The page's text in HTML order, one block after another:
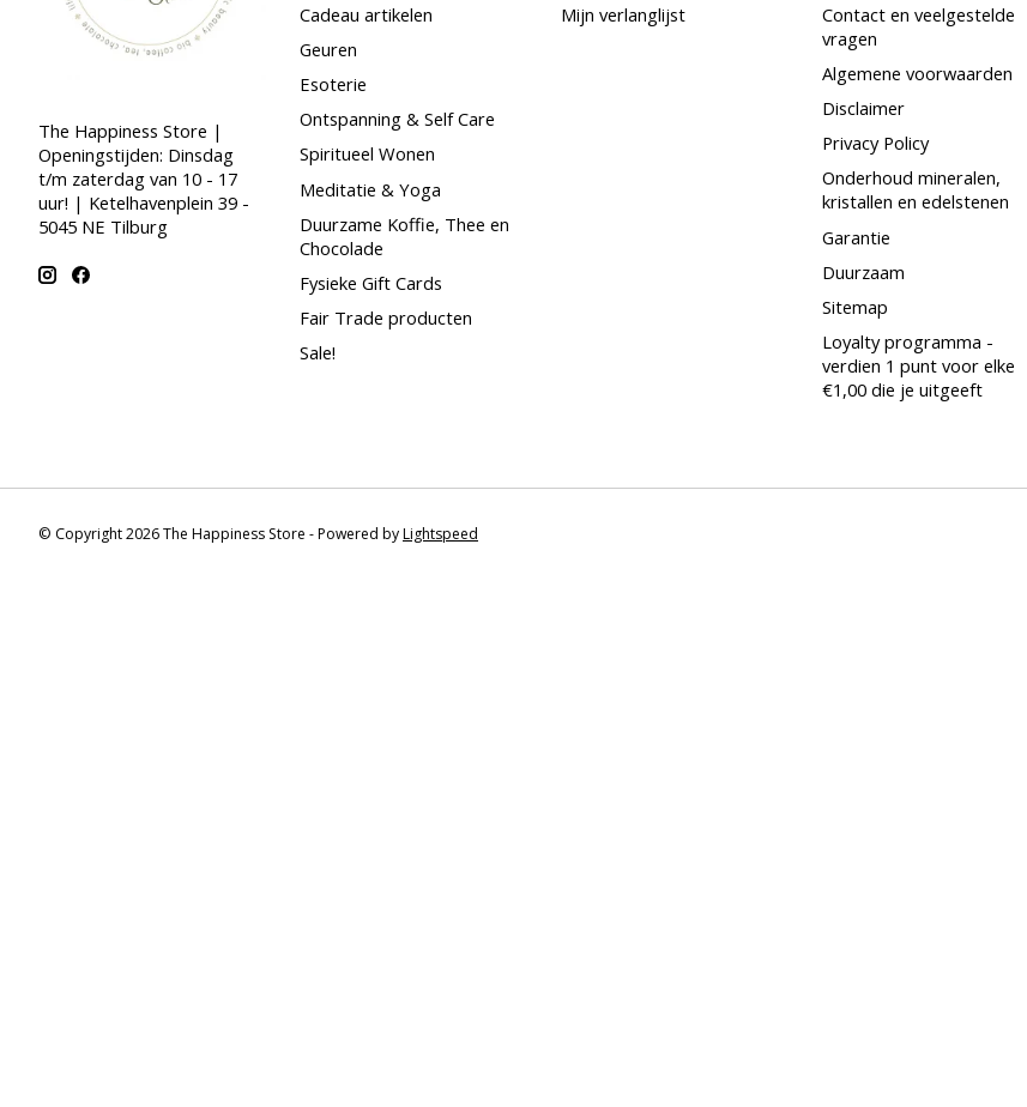
The Happiness Store |
Openingstijden: Dinsdag
t/m zaterdag van 10 - 17
uur! | Ketelhavenplein 39 -
5045 NE Tilburg
Cadeau artikelen
Geuren
Esoterie
Ontspanning & Self Care
Spiritueel Wonen
Meditatie & Yoga
Duurzame Koffie, Thee en
Chocolade
Fysieke Gift Cards
Fair Trade producten
Sale!
Mijn verlanglijst
Contact en veelgestelde
vragen
Algemene voorwaarden
Disclaimer
Privacy Policy
Onderhoud mineralen,
kristallen en edelstenen
Garantie
Duurzaam
Sitemap
Loyalty programma -
verdien 1 punt voor elke
€1,00 die je uitgeeft
© Copyright 2026 The Happiness Store - Powered byLightspeed